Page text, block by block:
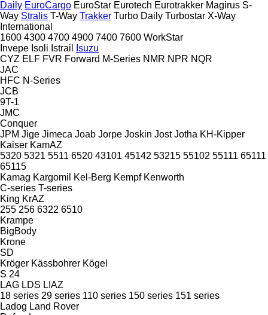
Daily EuroCargo EuroStar Eurotech Eurotrakker Magirus S-
Way Stralis T-Way Trakker Turbo Daily Turbostar X-Way
International
1600 4300 4700 4900 7400 7600 WorkStar
Invepe Isoli Istrail
Isuzu
CYZ ELF FVR Forward M-Series NMR NPR NQR
JAC
HFC N-Series
JCB
9T-1
JMC
Conquer
JPM Jige Jimeca Joab Jorpe Joskin Jost Jotha KH-Kipper
Kaiser KamAZ
5320 5321 5511 6520 43101 45142 53215 55102 55111 65111
65115
Kamag Kargomil Kel-Berg Kempf Kenworth
C-series T-series
King KrAZ
255 256 6322 6510
Krampe
BigBody
Krone
SD
Kröger Kässbohrer Kögel
S 24
LAG LDS LIAZ
18 series 29 series 110 series 150 series 151 series
Ladog Land Rover